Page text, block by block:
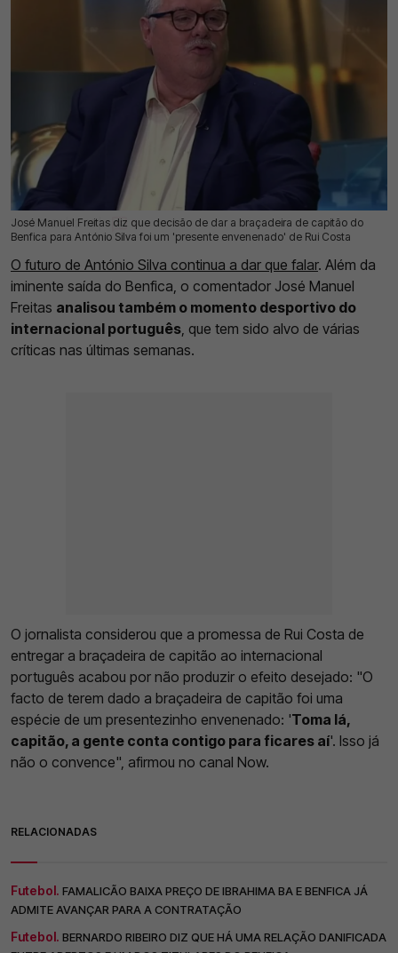
José Manuel Freitas diz que decisão de dar a braçadeira de capitão do
Benfica para António Silva foi um 'presente envenenado' de Rui Costa
15 Jul 2026 | 12:42 | 0
O futuro de António Silva continua a dar que falar. Além da
iminente saída do Benfica, o comentador José Manuel
Freitas analisou também o momento desportivo do
internacional português , que tem sido alvo de várias
críticas nas últimas semanas.
O jornalista considerou que a promessa de Rui Costa de
entregar a braçadeira de capitão ao internacional
português acabou por não produzir o efeito desejado: "O
facto de terem dado a braçadeira de capitão foi uma
espécie de um presentezinho envenenado: 'Toma lá,
capitão, a gente conta contigo para ficares aí'. Isso já
não o convence", afirmou no canal Now.
RELACIONADAS
Futebol. FAMALICÃO BAIXA PREÇO DE IBRAHIMA BA E BENFICA JÁ
ADMITE AVANÇAR PARA A CONTRATAÇÃO
Futebol. BERNARDO RIBEIRO DIZ QUE HÁ UMA RELAÇÃO DANIFICADA